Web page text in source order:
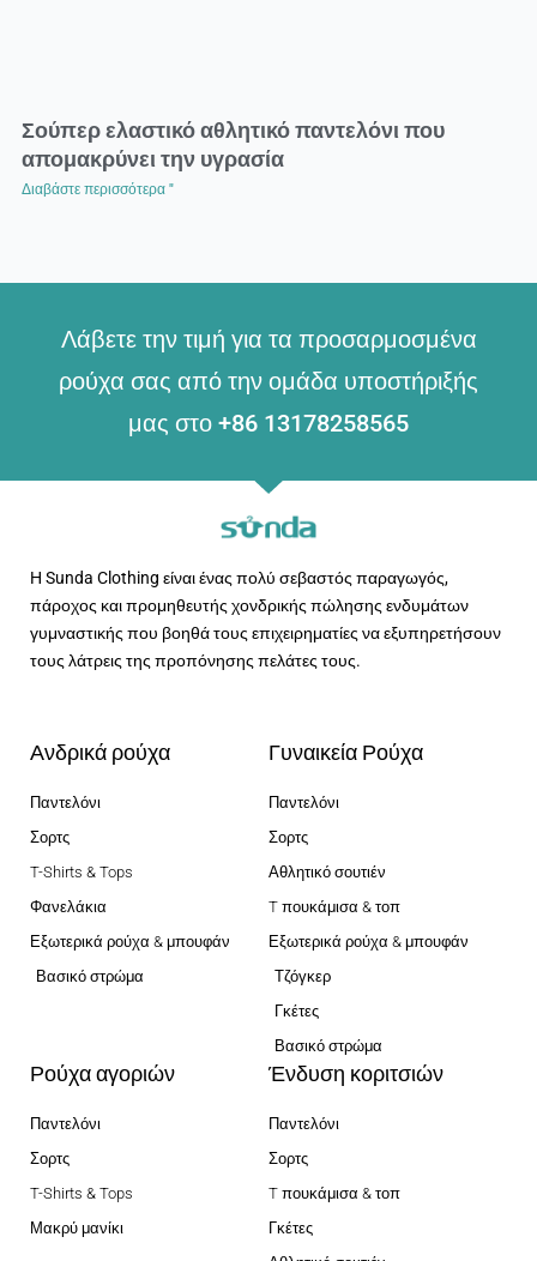
Σούπερ ελαστικό αθλητικό παντελόνι που
απομακρύνει την υγρασία
Διαβάστε περισσότερα "
Λάβετε την τιμή για τα προσαρμοσμένα
ρούχα σας από την ομάδα υποστήριξής
μας στο +86 13178258565
Η Sunda Clothing είναι ένας πολύ σεβαστός παραγωγός,
πάροχος και προμηθευτής χονδρικής πώλησης ενδυμάτων
γυμναστικής που βοηθά τους επιχειρηματίες να εξυπηρετήσουν
τους λάτρεις της προπόνησης πελάτες τους.
Ανδρικά ρούχα
Παντελόνι
Σορτς
T-Shirts & Tops
Φανελάκια
Εξωτερικά ρούχα & μπουφάν
Βασικό στρώμα
Γυναικεία Ρούχα
Παντελόνι
Σορτς
Αθλητικό σουτιέν
T πουκάμισα & τοπ
Εξωτερικά ρούχα & μπουφάν
Τζόγκερ
Γκέτες
Βασικό στρώμα
Ρούχα αγοριών
Παντελόνι
Σορτς
T-Shirts & Tops
Μακρύ μανίκι
Ένδυση κοριτσιών
Παντελόνι
Σορτς
T πουκάμισα & τοπ
Γκέτες